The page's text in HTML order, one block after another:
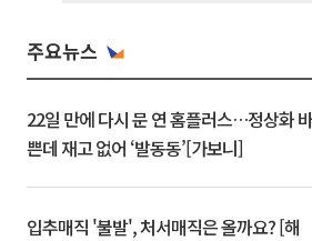
주요뉴스
22일 만에 다시 문 연 홈플러스…정상화 바
쁜데 재고 없어 ‘발동동’[가보니]
입추매직 '불발', 처서매직은 올까요? [해